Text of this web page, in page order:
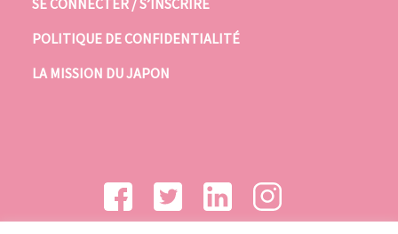
SE CONNECTER / S’INSCRIRE
POLITIQUE DE CONFIDENTIALITÉ
LA MISSION DU JAPON